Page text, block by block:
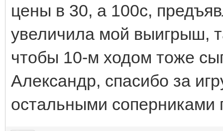
цены в 30, а 100с,
увеличила мой выигрыш,
чтобы 10-м ходом тоже
Александр, спасибо за
остальными соперниками